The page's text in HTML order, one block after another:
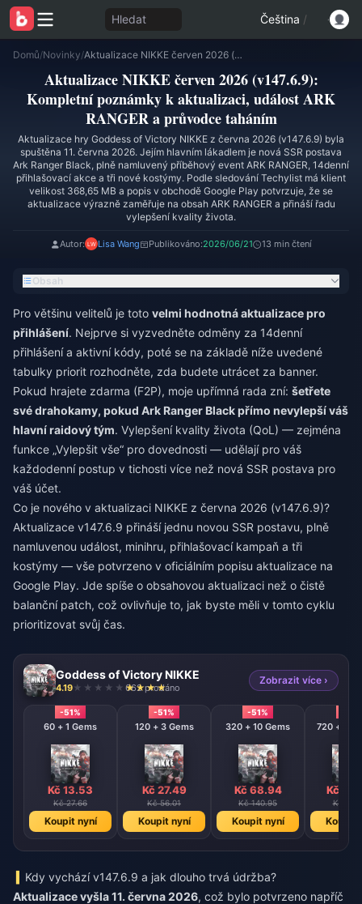
Hledat Čeština /
Domů/Novinky/ Aktualizace NIKKE červen 2026 (v147.6.9): Kompletní poznámky k aktualizaci, událost ARK RANGER a průvodce taháním
Aktualizace NIKKE červen 2026 (v147.6.9):
Kompletní poznámky k aktualizaci, událost ARK
RANGER a průvodce taháním
Aktualizace hry Goddess of Victory NIKKE z června 2026 (v147.6.9) byla
spuštěna 11. června 2026. Jejím hlavním lákadlem je nová SSR postava
Ark Ranger Black, plně namluvený příběhový event ARK RANGER, 14denní
přihlašovací akce a tři nové kostýmy. Podle sledování Techylist má klient
velikost 368,65 MB a popis v obchodě Google Play potvrzuje, že se
aktualizace výrazně zaměřuje na obsah ARK RANGER a přináší řadu
vylepšení kvality života.
Autor: Lisa Wang Publikováno:2026/06/21 13 min čtení
Obsah
Pro většinu velitelů je toto velmi hodnotná aktualizace pro
přihlášení. Nejprve si vyzvedněte odměny za 14denní
přihlášení a aktivní kódy, poté se na základě níže uvedené
tabulky priorit rozhodněte, zda budete utrácet za banner.
Pokud hrajete zdarma (F2P), moje upřímná rada zní: šetřete
své drahokamy, pokud Ark Ranger Black přímo nevylepší váš
hlavní raidový tým. Vylepšení kvality života (QoL) — zejména
funkce „Vylepšit vše“ pro dovednosti — udělají pro váš
každodenní postup v tichosti více než nová SSR postava pro
váš účet.
Co je nového v aktualizaci NIKKE z června 2026 (v147.6.9)?
Aktualizace v147.6.9 přináší jednu novou SSR postavu, plně
namluvenou událost, minihru, přihlašovací kampaň a tři
kostýmy — vše potvrzeno v oficiálním popisu aktualizace na
Google Play. Jde spíše o obsahovou aktualizaci než o čistě
balanční patch, což ovlivňuje to, jak byste měli v tomto cyklu
prioritizovat svůj čas.
Goddess of Victory NIKKE
4.19 662 prodáno
Zobrazit více ›
-51%
60 + 1 Gems
Kč 13.53
Kč 27.66
Koupit nyní
-51%
120 + 3 Gems
Kč 27.49
Kč 56.01
Koupit nyní
-51%
320 + 10 Gems
Kč 68.94
Kč 140.95
Koupit nyní
720 + 120
Kč
Kč
Koupit
Kdy vychází v147.6.9 a jak dlouho trvá údržba?
Aktualizace vyšla 11. června 2026, což bylo potvrzeno napříč